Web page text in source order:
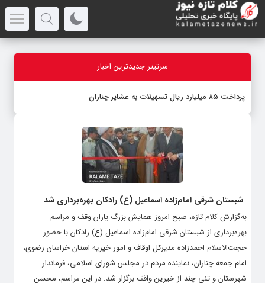
سرتیتر جدیدترین اخبار
پرداخت ۸۵ میلیارد ریال تسهیلات به عشایر چناران
شبستان شرقی امام‌زاده اسماعیل (ع) رادکان بهره‌برداری شد
به‌گزارش کلام تازه، صبح امروز همایش بزرگ یاران وقف و مراسم
بهره‌برداری از شبستان شرقی امام‌زاده اسماعیل (ع) رادکان با حضور
حجت‌الاسلام احمدزاده‌ مدیرکل اوقاف و امور خیریه استان خراسان رضوی،
امام جمعه چناران، نماینده مردم در مجلس شورای اسلامی، فرماندار
شهرستان و تنی چند از خیرین واقف برگزار شد. در این مراسم، محسن